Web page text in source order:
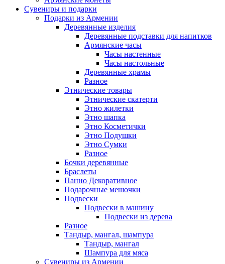
Сувениры и подарки
Подарки из Армении
Деревянные изделия
Деревянные подставки для напитков
Армянские часы
Часы настенные
Часы настольные
Деревянные храмы
Разное
Этнические товары
Этнические скатерти
Этно жилетки
Этно шапка
Этно Косметички
Этно Подушки
Этно Сумки
Разное
Бочки деревянные
Браслеты
Панно Декоративное
Подарочные мешочки
Подвески
Подвески в машину
Подвески из дерева
Разное
Тандыр, мангал, шампура
Тандыр, мангал
Шампура для мяса
Сувениры из Армении